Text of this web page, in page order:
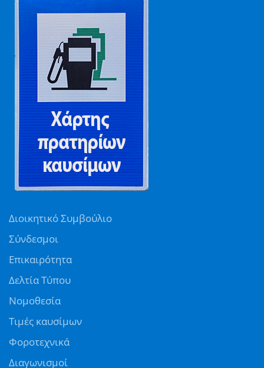
Διοικητικό Συμβούλιο
Σύνδεσμοι
Επικαιρότητα
Δελτία Τύπου
Νομοθεσία
Τιμές καυσίμων
Φοροτεχνικά
Διαγωνισμοί